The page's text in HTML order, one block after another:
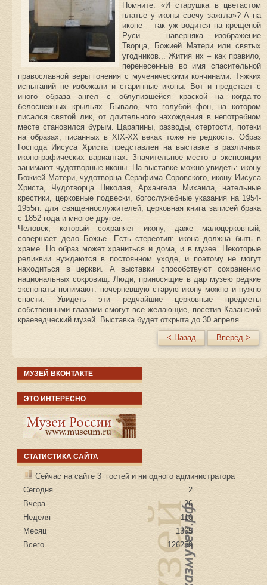
Помните: «И старушка в цветастом
платье у иконы свечу зажгла»? А на
иконе – так уж водится на крещеной
Руси – наверняка изображение
Творца, Божией Матери или святых
угодников... Жития их – как правило,
перенесенные во имя спасительной
православной веры гонения с мученическими кончинами. Тяжких
испытаний не избежали и старинные иконы. Вот и предстает с
иного образа ангел с облупившейся краской на когда-то
белоснежных крыльях. Бывало, что голубой фон, на котором
писался святой лик, от длительного нахождения в непотребном
месте становился бурым. Царапины, разводы, стертости, потеки
на образах, писанных в XIX-XX веках тоже не редкость. Образ
Господа Иисуса Христа представлен на выставке в различных
иконографических вариантах. Значительное место в экспозиции
занимают чудотворные иконы. На выставке можно увидеть: икону
Божией Матери, чудотворца Серафима Соровского, икону Иисуса
Христа, Чудотворца Николая, Архангела Михаила, нательные
крестики, церковные подвески, богослужебные указания на 1954-
1955гг. для священнослужителей, церковная книга записей брака
с 1852 года и многое другое.
Человек, который сохраняет икону, даже малоцерковный,
совершает дело Божье. Есть стереотип: икона должна быть в
храме. Но образ может храниться и дома, и в музее. Некоторые
реликвии нуждаются в постоянном уходе, и поэтому не могут
находиться в церкви. А выставки способствуют сохранению
национальных сокровищ. Люди, приносящие в дар музею редкие
экспонаты понимают: почерневшую старую икону можно и нужно
спасти. Увидеть эти редчайшие церковные предметы
собственными глазами смогут все желающие, посетив Казанский
краеведческий музей. Выставка будет открыта до 30 апреля.
< Назад
Вперёд >
МУЗЕЙ ВКОНТАКТЕ
ЭТО ИНТЕРЕСНО
СТАТИСТИКА САЙТА
Сейчас на сайте 3 гостей и ни одного администратора
Сегодня
2
Вчера
26
Неделя
110
Месяц
1365
Всего
126259